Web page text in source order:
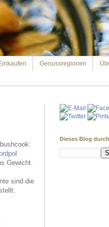
Genussregionen
Gewicht.
sind die
Dieses Blog